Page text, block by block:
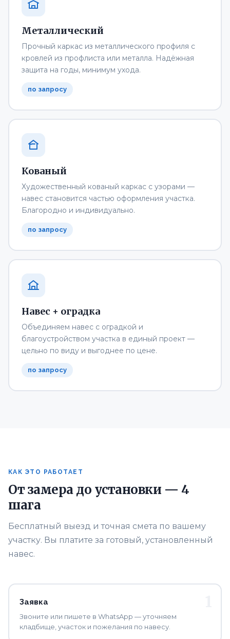
Металлический
Прочный каркас из металлического профиля с
кровлей из профлиста или металла. Надёжная
защита на годы, минимум ухода.
по запросу
Кованый
Художественный кованый каркас с узорами —
навес становится частью оформления участка.
Благородно и индивидуально.
по запросу
Навес + оградка
Объединяем навес с оградкой и
благоустройством участка в единый проект —
цельно по виду и выгоднее по цене.
по запросу
КАК ЭТО РАБОТАЕТ
От замера до установки — 4
шага
Бесплатный выезд и точная смета по вашему
участку. Вы платите за готовый, установленный
навес.
Заявка
Звоните или пишете в WhatsApp — уточняем
кладбище, участок и пожелания по навесу.